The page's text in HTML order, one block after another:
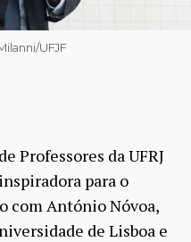
UFJF
Professores da UFRJ
para o
com António Nóvoa,
de Lisboa e